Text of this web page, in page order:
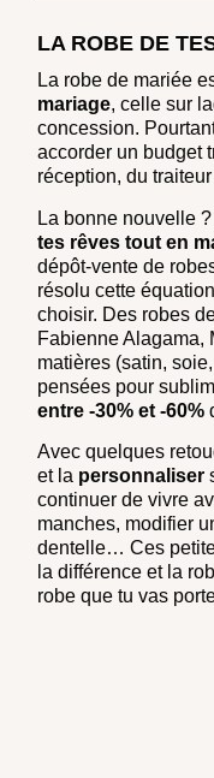
LA ROBE DE
La robe de mariée
mariage, celle sur
concession.
accorder un budget
réception, du
La bonne nouvelle
tes rêves tout en
dépôt-vente de
résolu cette
choisir. Des robes
Fabienne
matières (satin,
pensées pour
entre -30% et -60%
Avec quelques
et la personnaliser
continuer de vivre
manches, modifier
dentelle… Ces
la différence et la
robe que tu vas